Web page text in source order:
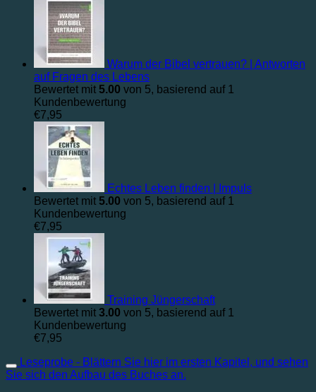
Warum der Bibel vertrauen? | Antworten
auf Fragen des Lebens
Bewertet mit 5.00 von 5, basierend auf 1
Kundenbewertung
€7,95
Echtes Leben finden | Impuls
Bewertet mit 5.00 von 5, basierend auf 1
Kundenbewertung
€7,95
Training Jüngerschaft
Bewertet mit 3.00 von 5, basierend auf 1
Kundenbewertung
€7,95
Leseprobe - Blättern Sie hier im ersten Kapitel, und sehen
Sie sich den Aufbau des Buches an.